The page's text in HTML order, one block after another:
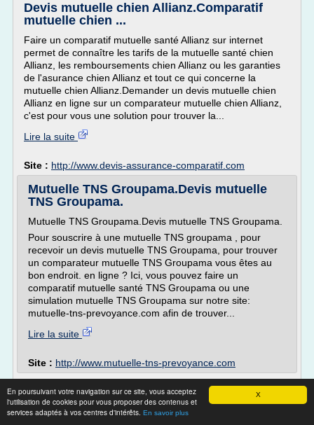
X
En poursuivant votre navigation sur ce site, vous acceptez
l'utilisation de cookies pour vous proposer des contenus et
services adaptés à vos centres d'intérêts. En savoir plus
Devis mutuelle chien Allianz.Comparatif
mutuelle chien ...
Faire un comparatif mutuelle santé Allianz sur internet
permet de connaître les tarifs de la mutuelle santé chien
Allianz, les remboursements chien Allianz ou les garanties
de l'asurance chien Allianz et tout ce qui concerne la
mutuelle chien Allianz.Demander un devis mutuelle chien
Allianz en ligne sur un comparateur mutuelle chien Allianz,
c'est pour vous une solution pour trouver la...
Lire la suite
Site : http://www.devis-assurance-comparatif.com
Mutuelle TNS Groupama.Devis mutuelle
TNS Groupama.
Mutuelle TNS Groupama.Devis mutuelle TNS Groupama.
Pour souscrire à une mutuelle TNS groupama , pour
recevoir un devis mutuelle TNS Groupama, pour trouver
un comparateur mutuelle TNS Groupama vous êtes au
bon endroit. en ligne ? Ici, vous pouvez faire un
comparatif mutuelle santé TNS Groupama ou une
simulation mutuelle TNS Groupama sur notre site:
mutuelle-tns-prevoyance.com afin de trouver...
Lire la suite
Site : http://www.mutuelle-tns-prevoyance.com
Comparatif mutuelle sante marseille pour
devis assurance ...
Comparatif mutuelle sante marseille pour devis assurance